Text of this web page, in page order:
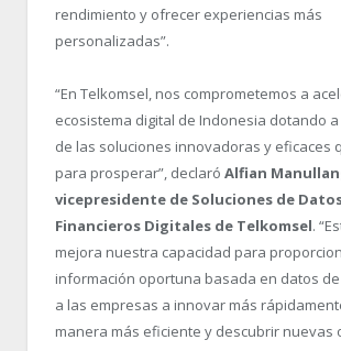
rendimiento y ofrecer experiencias más
personalizadas”.
“En Telkomsel, nos comprometemos a
ecosistema digital de Indonesia dotando
de las soluciones innovadoras y eficaces
para prosperar”, declaró Alfian
vicepresidente de Soluciones de
Financieros Digitales de Telkomsel. “
mejora nuestra capacidad para
información oportuna basada en datos
a las empresas a innovar más
manera más eficiente y descubrir nuevas